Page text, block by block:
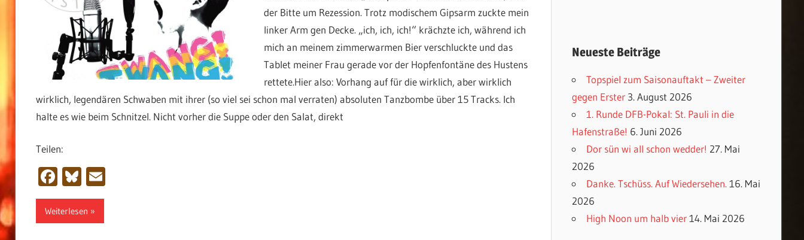
der Bitte um Rezession. Trotz modischem Gipsarm zuckte mein
linker Arm gen Decke. „ich, ich, ich!“ krächzte ich, während ich
mich an meinem zimmerwarmen Bier verschluckte und das
Tablet meiner Frau gerade vor der Hopfenfontäne des Hustens
rettete.Hier also: Vorhang auf für die wirklich, aber wirklich
wirklich, legendären Schwaben mit ihrer (so viel sei schon mal verraten) absoluten Tanzbombe über 15 Tracks. Ich
halte es wie beim Schnitzel. Nicht vorher die Suppe oder den Salat, direkt
Teilen:
Facebook
Bluesky
Email
Weiterlesen
Neueste Beiträge
Topspiel zum Saisonauftakt – Zweiter
gegen Erster 3. August 2026
1. Runde DFB-Pokal: St. Pauli in die
Hafenstraße! 6. Juni 2026
Dor sün wi all schon wedder! 27. Mai
2026
Danke. Tschüss. Auf Wiedersehen. 16. Mai
2026
High Noon um halb vier 14. Mai 2026